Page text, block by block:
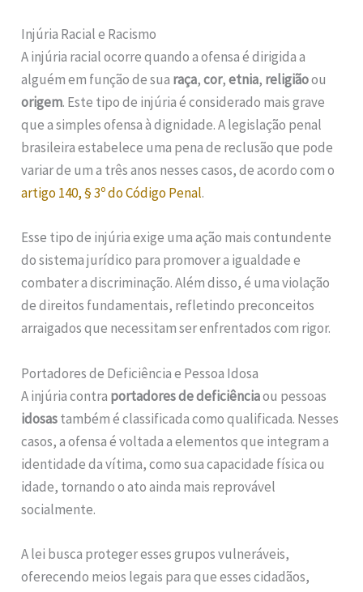
Injúria Racial e Racismo
A injúria racial ocorre quando a ofensa é dirigida a
alguém em função de sua raça,cor,etnia, religiãoou
origem. Este tipo de injúria é considerado mais grave
que a simples ofensa à dignidade. A legislação penal
brasileira estabelece uma pena de reclusão que pode
variar de um a três anos nesses casos, de acordo com o
artigo 140, § 3º do Código Penal.
Esse tipo de injúria exige uma ação mais contundente
do sistema jurídico para promover a igualdade e
combater a discriminação. Além disso, é uma violação
de direitos fundamentais, refletindo preconceitos
arraigados que necessitam ser enfrentados com rigor.
Portadores de Deficiência e Pessoa Idosa
A injúria contra portadores de deficiênciaou pessoas
idosastambém é classificada como qualificada. Nesses
casos, a ofensa é voltada a elementos que integram a
identidade da vítima, como sua capacidade física ou
idade, tornando o ato ainda mais reprovável
socialmente.
A lei busca proteger esses grupos vulneráveis,
oferecendo meios legais para que esses cidadãos,